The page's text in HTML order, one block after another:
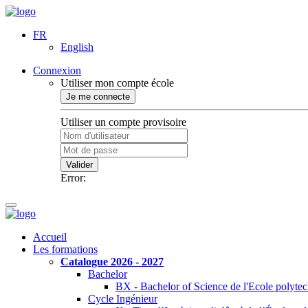
FR
English
Connexion
Utiliser mon compte école
Je me connecte
Utiliser un compte provisoire
Valider
Error:
Accueil
Les formations
Catalogue 2026 - 2027
Bachelor
BX - Bachelor of Science de l'Ecole
Cycle Ingénieur